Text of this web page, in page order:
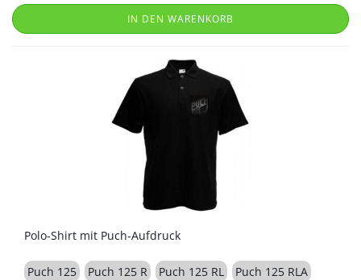
IN DEN WARENKORB
Polo-Shirt mit Puch-Aufdruck
Puch 125 Puch 125 R Puch 125 RL Puch 125 RLA